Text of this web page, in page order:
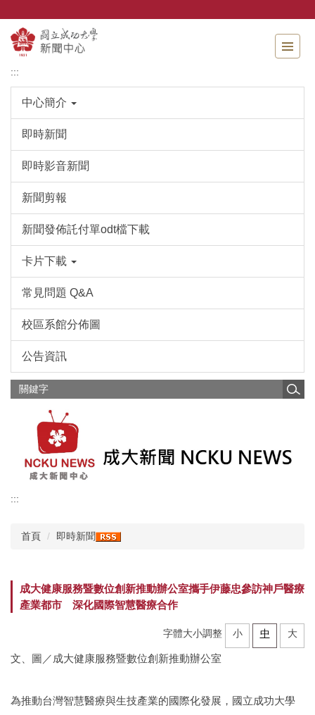
主
要
內
:::
中心簡介
即時新聞
即時影音新聞
新聞剪報
新聞發佈託付單odt檔下載
卡片下載
常見問題 Q&A
校區系館分佈圖
公告資訊
:::
首頁 即時新聞
成大健康服務暨數位創新推動辦公室攜手伊藤忠參訪神戶醫療
產業都市 深化國際智慧醫療合作
字體大小調整 小 中 大
文、圖／成大健康服務暨數位創新推動辦公室
為推動台灣智慧醫療與生技產業的國際化發展，國立成功大學